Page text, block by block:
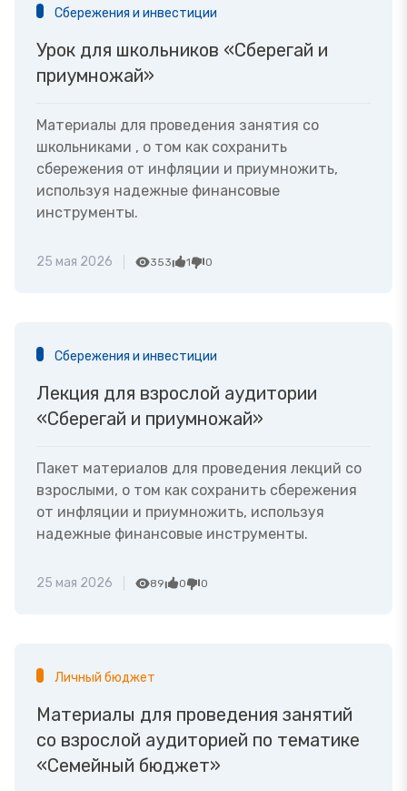
Сбережения и инвестиции
Урок для школьников «Сберегай и
приумножай»
Материалы для проведения занятия со
школьниками , о том как сохранить
сбережения от инфляции и приумножить,
используя надежные финансовые
инструменты.
25 мая 2026 353 1 0
Сбережения и инвестиции
Лекция для взрослой аудитории
«Сберегай и приумножай»
Пакет материалов для проведения лекций со
взрослыми, о том как сохранить сбережения
от инфляции и приумножить, используя
надежные финансовые инструменты.
25 мая 2026 89 0 0
Личный бюджет
Материалы для проведения занятий
со взрослой аудиторией по тематике
«Семейный бюджет»